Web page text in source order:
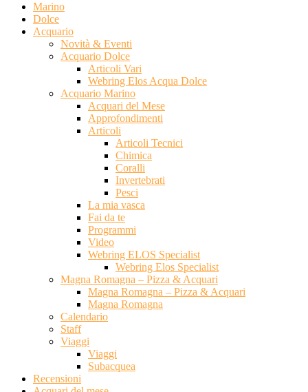
Marino
Dolce
Acquario
Novità & Eventi
Acquario Dolce
Articoli Vari
Webring Elos Acqua Dolce
Acquario Marino
Acquari del Mese
Approfondimenti
Articoli
Articoli Tecnici
Chimica
Coralli
Invertebrati
Pesci
La mia vasca
Fai da te
Programmi
Video
Webring ELOS Specialist
Webring Elos Specialist
Magna Romagna – Pizza & Acquari
Magna Romagna – Pizza & Acquari
Magna Romagna
Calendario
Staff
Viaggi
Viaggi
Subacquea
Recensioni